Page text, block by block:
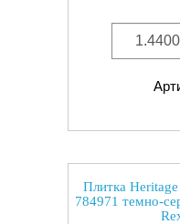
Плитка
784971 темно-